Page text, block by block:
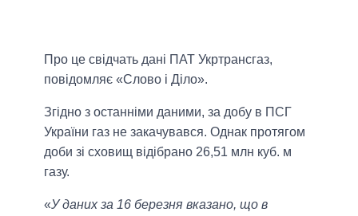
Про це свідчать дані ПАТ Укртрансгаз,
повідомляє «Слово і Діло».
Згідно з останніми даними, за добу в ПСГ
України газ не закачувався. Однак протягом
доби зі сховищ відібрано 26,51 млн куб. м
газу.
«У даних за 16 березня вказано, що в